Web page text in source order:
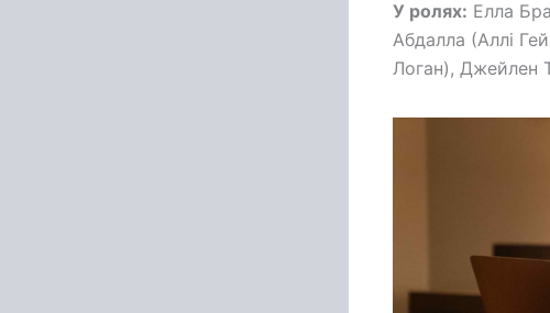
У ролях: Елла
Абдалла (Аллі
Логан), Джейлен